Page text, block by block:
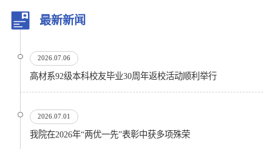
最新新闻
2026.07.06
高材系92级本科校友毕业30周年返校活动顺利举行
2026.07.01
我院在2026年“两优一先”表彰中获多项殊荣